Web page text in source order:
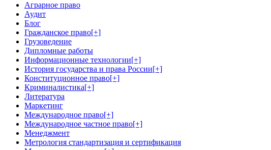
Аграрное право
Аудит
Блог
Гражданское право[+]
Грузоведение
Дипломные работы
Информационные технологии[+]
История государства и права России[+]
Конституционное право[+]
Криминалистика[+]
Литература
Маркетинг
Международное право[+]
Международное частное право[+]
Менеджмент
Метрология стандартизация и сертификация